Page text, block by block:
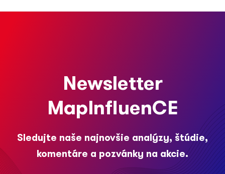
Newsletter
MapInfluenCE
Sledujte naše najnovšie analýzy, štúdie,
komentáre a pozvánky na akcie.